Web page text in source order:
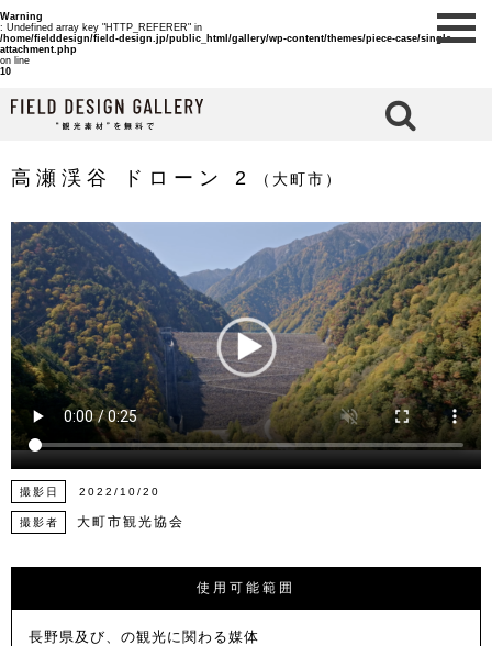
Warning
: Undefined array key "HTTP_REFERER" in
/home/fielddesign/field-design.jp/public_html/gallery/wp-content/themes/piece-case/single-
attachment.php
on line
10
高瀬渓谷 ドローン 2 （大町市）
撮影日 2022/10/20
撮影者 大町市観光協会
使用可能範囲
長野県及び、の観光に関わる媒体